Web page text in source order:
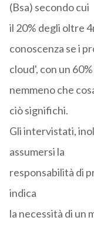
(Bsa) secondo cui
il 20% degli oltre
conoscenza se i
cloud', con un
nemmeno che
ciò significhi.
Gli intervistati,
assumersi la
responsabilità di
indica
la necessità di un